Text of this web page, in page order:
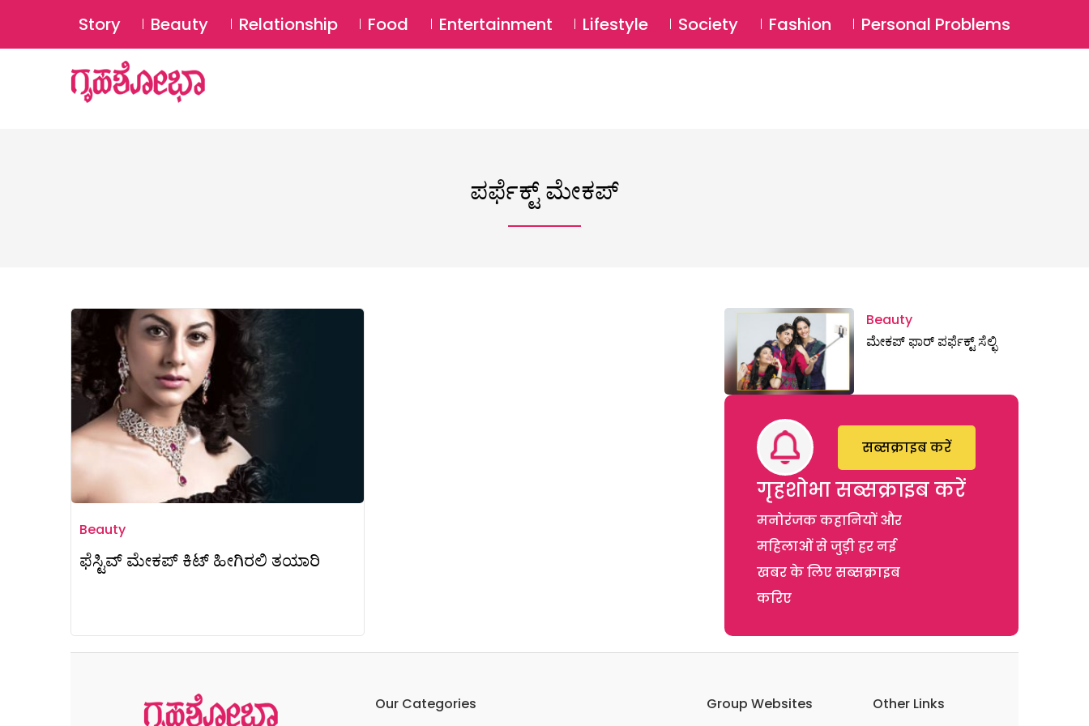
SUBSCRIBE Login ⚲
Story Beauty Relationship Food Entertainment Lifestyle Society Fashion Personal Problems
ಪರ್ಫೆಕ್ಟ್ ಮೇಕಪ್
Beauty
ಫೆಸ್ಟಿವ್ ಮೇಕಪ್ ಕಿಟ್ ಹೀಗಿರಲಿ ತಯಾರಿ
Beauty
ಮೇಕಪ್‌ ಫಾರ್‌ ಪರ್ಫೆಕ್ಟ್ ಸೆಲ್ಛಿ
गृहशोभा सब्सक्राइब करें
मनोरंजक कहानियों और
महिलाओं से जुड़ी हर नई
खबर के लिए सब्सक्राइब
करिए
सब्सक्राइब करें
Our Categories Group Websites Other Links